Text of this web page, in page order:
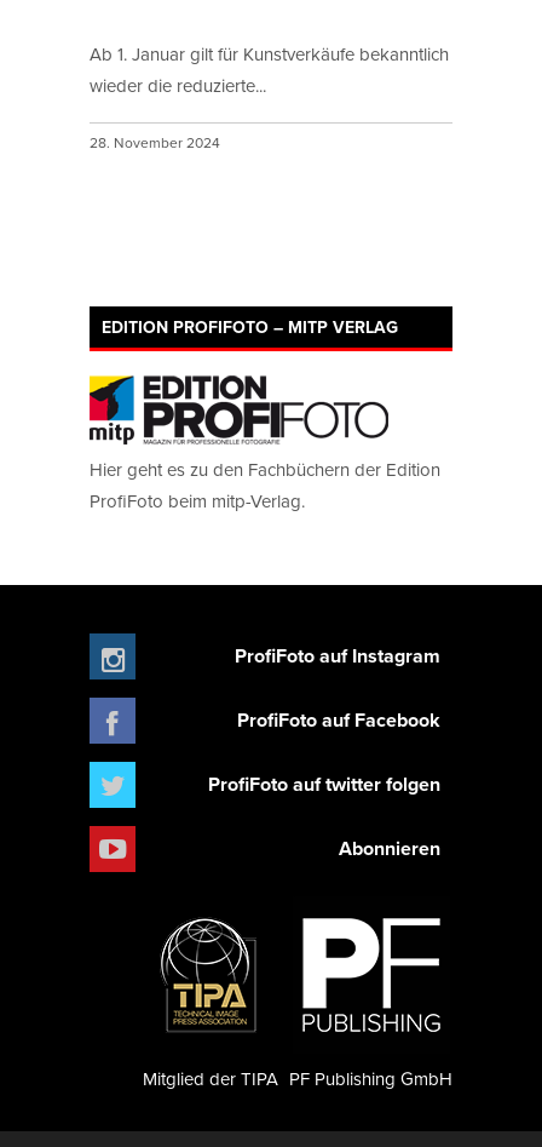
Ab 1. Januar gilt für Kunstverkäufe bekanntlich
wieder die reduzierte...
28. November 2024
EDITION PROFIFOTO – MITP VERLAG
Hier geht es zu den Fachbüchern der Edition
ProfiFoto beim mitp-Verlag.
ProfiFoto auf Instagram
ProfiFoto auf Facebook
ProfiFoto auf twitter folgen
Abonnieren
PF Publishing GmbH
Mitglied der TIPA